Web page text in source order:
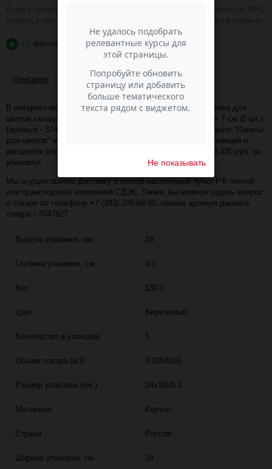
+3 баллов
Описание
В интернет-магазине Пасма-Шоп, вы можете купить Коробка для
цветов складная, мятная «Счастье ждёт тебя», 17 × 13 × 7 см (5 шт.)
(артикул - 3747827) по отличной цене. Более того, в разделе "Пакеты
для цветов" имеется порядка 50 000 товаров других коллекций и
расцветок этого же производителя с минимальной ценой 320 руб. за
упаковку!
Мы осуществляем доставку в любой населённый пункт РФ почтой
или транспортной компанией СДЭК. Также, вы можете задать вопрос
о товаре по телефону +7 (343) 200-68-80, назвав артикул данного
товара - 3747827
Высота упаковки, см. 19
Глубина упаковки, см. 0.1
Вес 130 г
Цвет Бирюзовый
Количество в упаковке 5
Объем товара (м3) 0.0004165
Размер упаковки (см.) 24x19x0.1
Материал Картон
Страна Россия
Ширина упаковки, см. 24
Не показывать